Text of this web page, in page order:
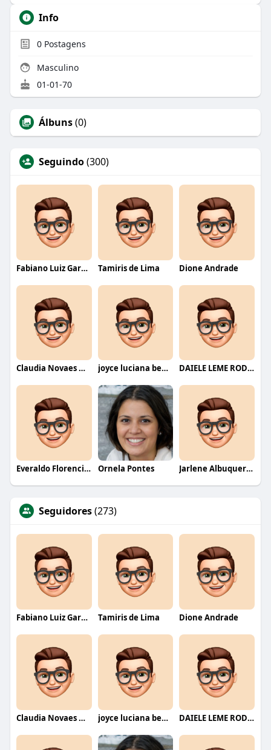
Info
0Postagens
Masculino
01-01-70
Álbuns(0)
Seguindo(300)
Fabiano Luiz Garcia Tamiris de Lima Dione Andrade
Claudia Novaes Novaes joyce luciana bentini jesus DAIELE LEME RODRIGUES
Everaldo Florencio De Melo Ornela Pontes Jarlene Albuquerque
Seguidores(273)
Fabiano Luiz Garcia Tamiris de Lima Dione Andrade
Claudia Novaes Novaes joyce luciana bentini jesus DAIELE LEME RODRIGUES